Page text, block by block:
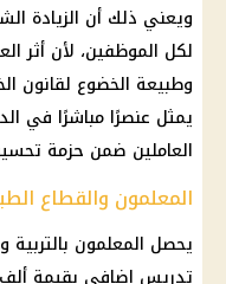
ويعني ذلك أن الزيادة
لكل الموظفين، لأن أثر
وطبيعة الخضوع لقانون
يمثل عنصرًا مباشرًا في
العاملين ضمن حزمة
المعلمون والقطاع
يحصل المعلمون بالتربية
تدريس إضافي بقيمة